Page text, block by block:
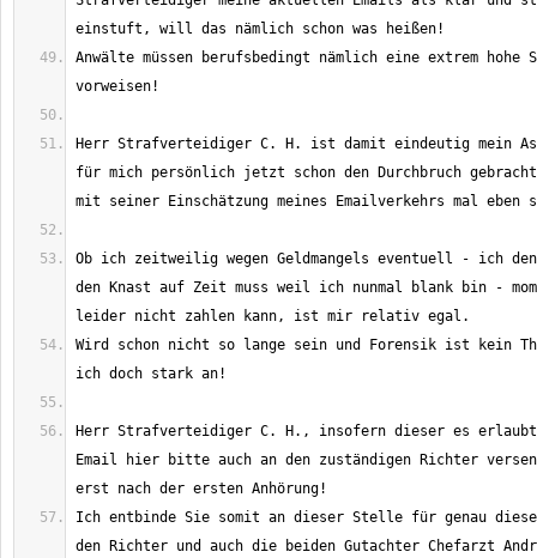
Anwälte müssen berufsbedingt nämlich eine extrem hohe
Herr Strafverteidiger C. H. ist damit eindeutig mein
für mich persönlich jetzt schon den Durchbruch
Ob ich zeitweilig wegen Geldmangels eventuell - ich
den Knast auf Zeit muss weil ich nunmal blank bin -
Wird schon nicht so lange sein und Forensik ist kein
Herr Strafverteidiger C. H., insofern dieser es
Email hier bitte auch an den zuständigen Richter
Ich entbinde Sie somit an dieser Stelle für genau
den Richter und auch die beiden Gutachter Chefarzt